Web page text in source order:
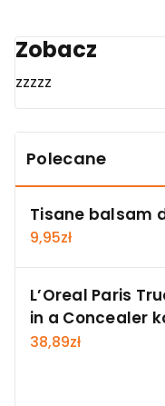
Zobacz
zzzzz
Polecane
Tisane balsam
9,95zł
L’Oreal Paris
in a Concealer
38,89zł